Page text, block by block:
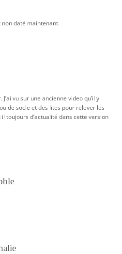
daté maintenant.
vu sur une ancienne video qu’il y
de socle et des lites pour relever les
toujours d’actualité dans cette version